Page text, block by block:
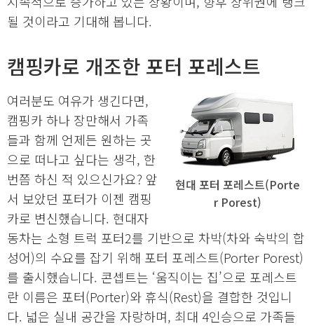
될 것이라고 기대해 봅니다.
캠핑카로 개조한 포터 포레스트
현대 포터 포레스트(Porte
r Porest)
여러분도 여유가 생긴다면,
캠핑카 하나 장만해서 가족
들과 함께 언제든 원하는 곳
으로 떠나고 싶다는 생각, 한
번쯤 하신 적 있으신가요? 앞
서 보았던 포터가 이젠 캠핑
카로 변신했습니다. 현대자
동차는 소형 트럭 포터2를 기반으로 차박(차와 숙박의 합
성어)의 수요를 잡기 위해 포터 포레스트(Porter Porest)
를 출시했습니다. 콘셉트는 ‘움직이는 집’으로 포레스트
란 이름은 포터(Porter)와 휴식(Rest)을 결합한 것입니
다. 넓은 실내 공간을 자랑하며, 최대 4인승으로 가족들